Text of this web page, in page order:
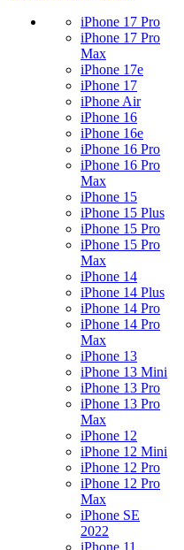
iPhone 17 Pro
iPhone 17 Pro
Max
iPhone 17e
iPhone 17
iPhone Air
iPhone 16
iPhone 16e
iPhone 16 Pro
iPhone 16 Pro
Max
iPhone 15
iPhone 15 Plus
iPhone 15 Pro
iPhone 15 Pro
Max
iPhone 14
iPhone 14 Plus
iPhone 14 Pro
iPhone 14 Pro
Max
iPhone 13
iPhone 13 Mini
iPhone 13 Pro
iPhone 13 Pro
Max
iPhone 12
iPhone 12 Mini
iPhone 12 Pro
iPhone 12 Pro
Max
iPhone SE
2022
iPhone 11